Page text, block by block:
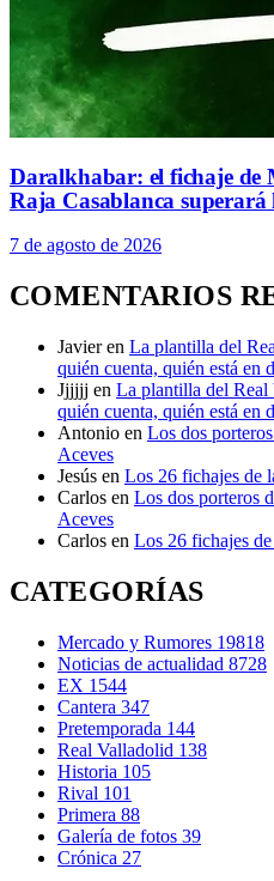
Daralkhabar: el fichaje de
Raja Casablanca superará
7 de agosto de 2026
COMENTARIOS
Javier en La plantilla del
quién cuenta, quién está en
Jjjjjj en La plantilla del Real
quién cuenta, quién está en
Antonio en Los dos
Aceves
Jesús en Los 26 fichajes de
Carlos en Los dos porteros
Aceves
Carlos en Los 26 fichajes
CATEGORÍAS
Mercado y Rumores 19818
Noticias de actualidad 8728
EX 1544
Cantera 347
Pretemporada 144
Real Valladolid 138
Historia 105
Rival 101
Primera 88
Galería de fotos 39
Crónica 27